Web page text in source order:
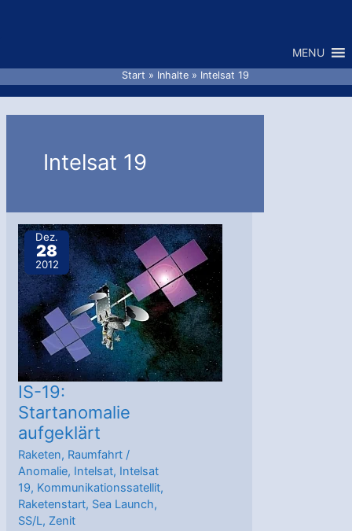
MENU
Start Inhalte Intelsat 19
Intelsat 19
Dez.
28
2012
IS-19:
Startanomalie
aufgeklärt
Raketen, Raumfahrt /
Anomalie, Intelsat, Intelsat
19, Kommunikationssatellit,
Raketenstart, Sea Launch,
SS/L, Zenit